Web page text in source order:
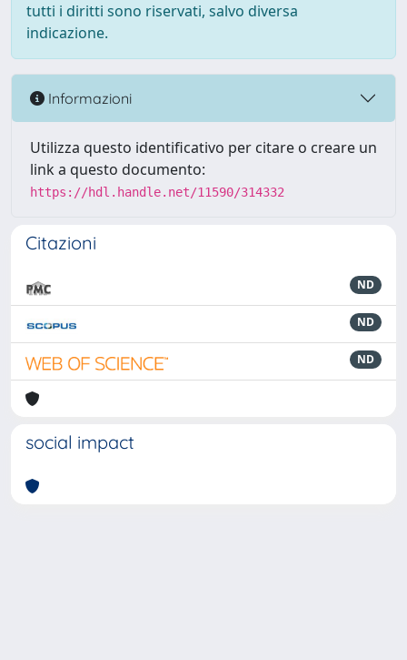
tutti i diritti sono riservati, salvo diversa
indicazione.
Informazioni
Utilizza questo identificativo per citare o creare un
link a questo documento:
https://hdl.handle.net/11590/314332
Citazioni
ND
ND
ND
social impact